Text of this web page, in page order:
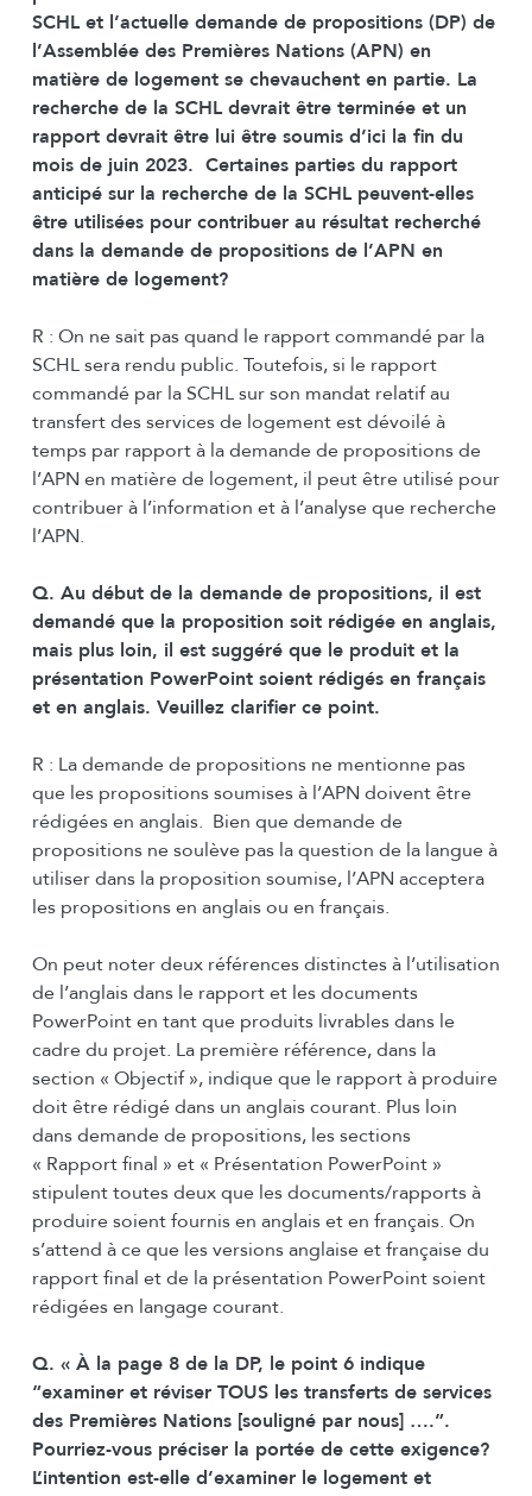
SCHL et l’actuelle demande de propositions (DP) de
l’Assemblée des Premières Nations (APN) en
matière de logement se chevauchent en partie. La
recherche de la SCHL devrait être terminée et un
rapport devrait être lui être soumis d’ici la fin du
mois de juin 2023. Certaines parties du rapport
anticipé sur la recherche de la SCHL peuvent-elles
être utilisées pour contribuer au résultat recherché
dans la demande de propositions de l’APN en
matière de logement?
R : On ne sait pas quand le rapport commandé par la
SCHL sera rendu public. Toutefois, si le rapport
commandé par la SCHL sur son mandat relatif au
transfert des services de logement est dévoilé à
temps par rapport à la demande de propositions de
l’APN en matière de logement, il peut être utilisé pour
contribuer à l’information et à l’analyse que recherche
l’APN.
Q. Au début de la demande de propositions, il est
demandé que la proposition soit rédigée en anglais,
mais plus loin, il est suggéré que le produit et la
présentation PowerPoint soient rédigés en français
et en anglais. Veuillez clarifier ce point.
R : La demande de propositions ne mentionne pas
que les propositions soumises à l’APN doivent être
rédigées en anglais. Bien que demande de
propositions ne soulève pas la question de la langue à
utiliser dans la proposition soumise, l’APN acceptera
les propositions en anglais ou en français.
On peut noter deux références distinctes à l’utilisation
de l’anglais dans le rapport et les documents
PowerPoint en tant que produits livrables dans le
cadre du projet. La première référence, dans la
section « Objectif », indique que le rapport à produire
doit être rédigé dans un anglais courant. Plus loin
dans demande de propositions, les sections
« Rapport final » et « Présentation PowerPoint »
stipulent toutes deux que les documents/rapports à
produire soient fournis en anglais et en français. On
s’attend à ce que les versions anglaise et française du
rapport final et de la présentation PowerPoint soient
rédigées en langage courant.
Q. « À la page 8 de la DP, le point 6 indique
“examiner et réviser TOUS les transferts de services
des Premières Nations [souligné par nous] ….”.
Pourriez-vous préciser la portée de cette exigence?
L’intention est-elle d’examiner le logement et